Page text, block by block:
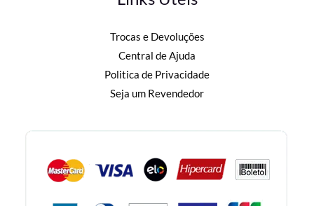
Trocas e Devoluções
Central de Ajuda
Politica de Privacidade
Seja um Revendedor